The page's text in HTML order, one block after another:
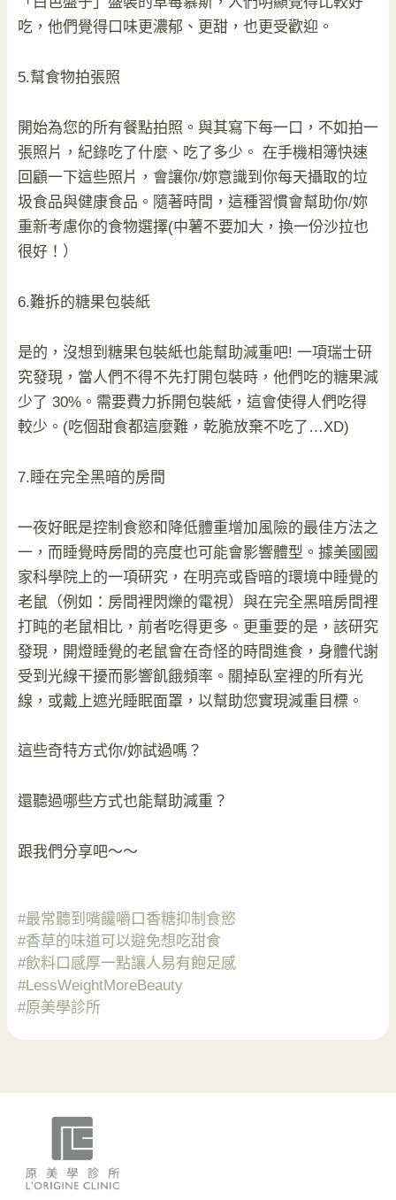
吃，他們覺得口味更濃郁、更甜，也更受歡迎。
5.幫食物拍張照
開始為您的所有餐點拍照。與其寫下每一口，不如拍一
張照片，紀錄吃了什麼、吃了多少。 在手機相簿快速
回顧一下這些照片，會讓你/妳意識到你每天攝取的垃
圾食品與健康食品。隨著時間，這種習慣會幫助你/妳
重新考慮你的食物選擇(中薯不要加大，換一份沙拉也
很好！）
6.難拆的糖果包裝紙
是的，沒想到糖果包裝紙也能幫助減重吧! 一項瑞士研
究發現，當人們不得不先打開包裝時，他們吃的糖果減
少了 30%。需要費力拆開包裝紙，這會使得人們吃得
較少。(吃個甜食都這麼難，乾脆放棄不吃了…XD)
7.睡在完全黑暗的房間
一夜好眠是控制食慾和降低體重增加風險的最佳方法之
一，而睡覺時房間的亮度也可能會影響體型。據美國國
家科學院上的一項研究，在明亮或昏暗的環境中睡覺的
老鼠（例如：房間裡閃爍的電視）與在完全黑暗房間裡
打盹的老鼠相比，前者吃得更多。更重要的是，該研究
發現，開燈睡覺的老鼠會在奇怪的時間進食，身體代謝
受到光線干擾而影響飢餓頻率。關掉臥室裡的所有光
線，或戴上遮光睡眠面罩，以幫助您實現減重目標。
這些奇特方式你/妳試過嗎？
還聽過哪些方式也能幫助減重？
跟我們分享吧～～
#最常聽到嘴饞嚼口香糖抑制食慾
#香草的味道可以避免想吃甜食
#飲料口感厚一點讓人易有飽足感
#LessWeightMoreBeauty
#原美學診所